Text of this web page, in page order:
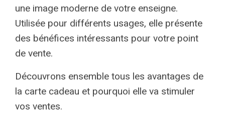
une image moderne de votre enseigne.
Utilisée pour différents usages, elle présente
des bénéfices intéressants pour votre point
de vente.
Découvrons ensemble tous les avantages de
la carte cadeau et pourquoi elle va stimuler
vos ventes.